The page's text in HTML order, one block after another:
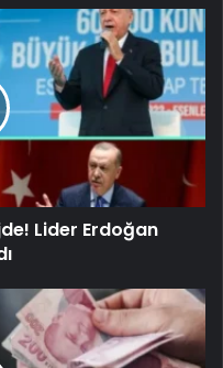
Lider Erdoğan